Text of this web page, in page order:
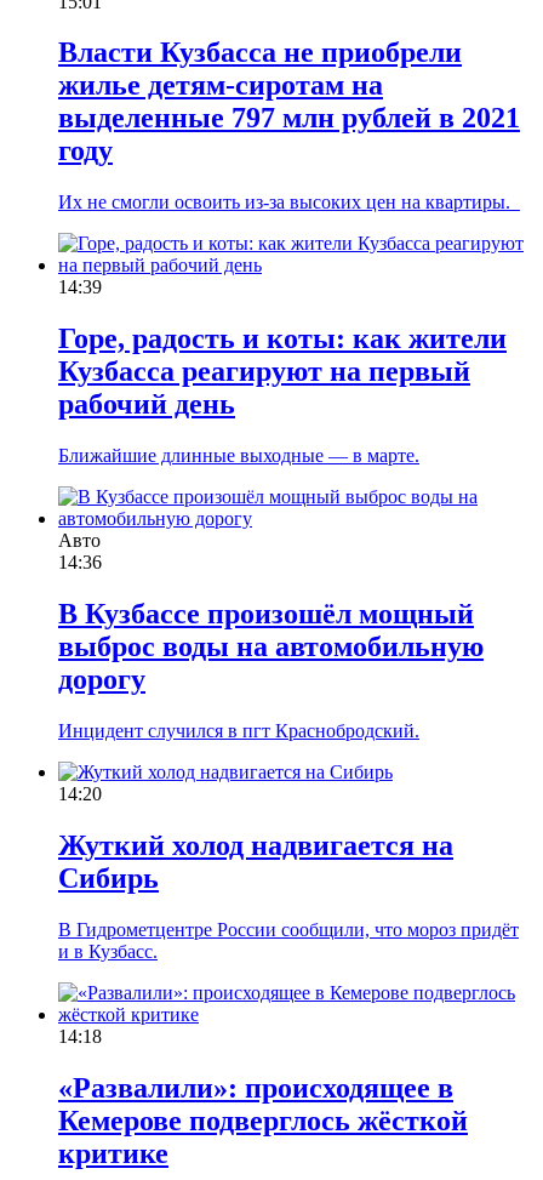
Власти Кузбасса не приобрели
жилье детям-сиротам на
выделенные 797 млн рублей в 2021
году
Их не смогли освоить из-за высоких цен на квартиры.
14:39
Горе, радость и коты: как жители
Кузбасса реагируют на первый
рабочий день
Ближайшие длинные выходные — в марте.
Авто
14:36
В Кузбассе произошёл мощный
выброс воды на автомобильную
дорогу
Инцидент случился в пгт Краснобродский.
14:20
Жуткий холод надвигается на
Сибирь
В Гидрометцентре России сообщили, что мороз придёт
и в Кузбасс.
14:18
«Развалили»: происходящее в
Кемерове подверглось жёсткой
критике